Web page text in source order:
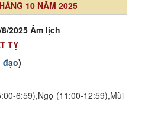
10 NĂM 2025
8/2025 Âm lịch
TỴ
)
6:59),Ngọ (11:00-12:59),Mùi